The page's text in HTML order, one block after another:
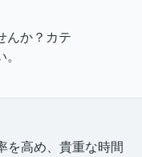
んか？カテ
を高め、貴重な時間